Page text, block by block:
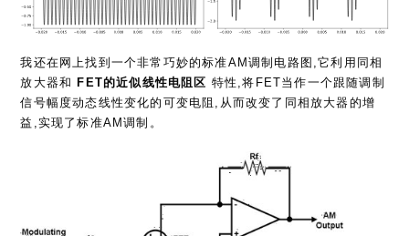
我还在网上找到一个非常巧妙的标准AM调制电路图,它利用同相
放大器和 FET的近似线性电阻区 特性,将FET当作一个跟随调制
信号幅度动态线性变化的可变电阻,从而改变了同相放大器的增
益,实现了标准AM调制。